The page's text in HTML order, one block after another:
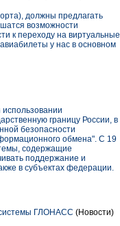
должны предлагать
возможности
к переходу на виртуальные
у нас в основном
границу России, в
безопасности
обмена". С 19
содержащие
поддержание и
в субъектах федерации.
системы ГЛОНАСС (Новости)